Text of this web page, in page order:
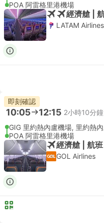
POA 阿雷格里港機場
經濟艙 |
LATAM
即刻確認
10:05 12:15 2小時10分鐘
GIG 里約熱內盧機場, 里約熱
POA 阿雷格里港機場
經濟艙 | 航
GOL Airlines